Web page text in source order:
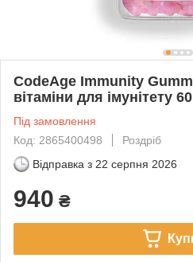
CodeAge Immunity
вітаміни для імунітету
Під замовлення
Код: 2865400498
Роздріб
Відправка з 22 серпня 2026
940 ₴